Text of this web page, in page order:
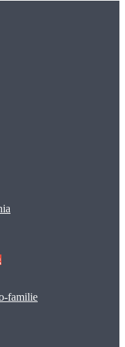
familie